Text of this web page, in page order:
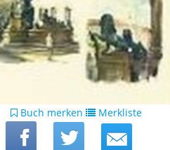
Buch merken Merkliste